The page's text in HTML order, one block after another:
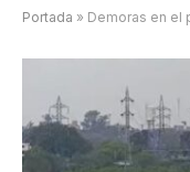
Portada » Demoras en el